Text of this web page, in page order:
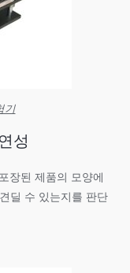
기
성
장된 제품의 모양에
딜 수 있는지를 판단